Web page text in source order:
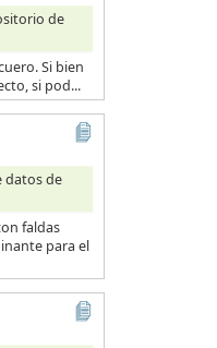
de
Si bien
si pod...
datos de
faldas
para el